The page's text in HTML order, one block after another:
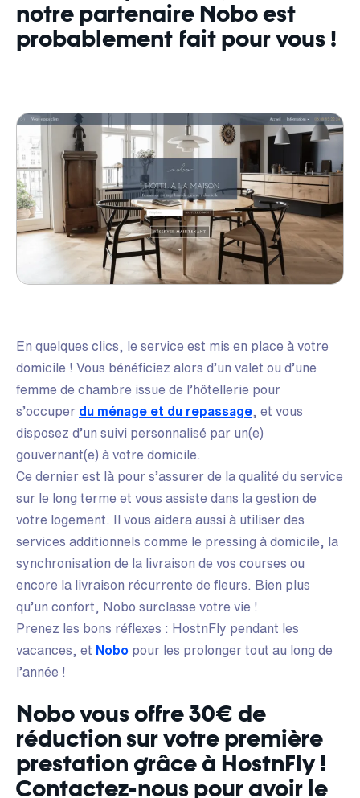
notre partenaire Nobo est
probablement fait pour vous !
En quelques clics, le service est mis en place à votre
domicile ! Vous bénéficiez alors d’un valet ou d’une
femme de chambre issue de l’hôtellerie pour
s’occuper du ménage et du repassage , et vous
disposez d’un suivi personnalisé par un(e)
gouvernant(e) à votre domicile.
Ce dernier est là pour s’assurer de la qualité du service
sur le long terme et vous assiste dans la gestion de
votre logement. Il vous aidera aussi à utiliser des
services additionnels comme le pressing à domicile, la
synchronisation de la livraison de vos courses ou
encore la livraison récurrente de fleurs. Bien plus
qu’un confort, Nobo surclasse votre vie !
Prenez les bons réflexes : HostnFly pendant les
vacances, et Nobo pour les prolonger tout au long de
l’année !
Nobo vous offre 30€ de
réduction sur votre première
prestation grâce à HostnFly !
Contactez-nous pour avoir le